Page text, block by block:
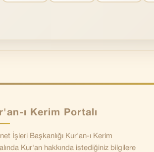
ı Kerim Portalı
İşleri Başkanlığı Kur'an-ı Kerim
Kur'an hakkında istediğiniz bilgilere